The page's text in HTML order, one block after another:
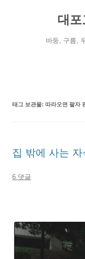
대포
바둥, 구름,
태그 보관물: 따라오면 팔자
집 밖에 사는 자
6 댓글